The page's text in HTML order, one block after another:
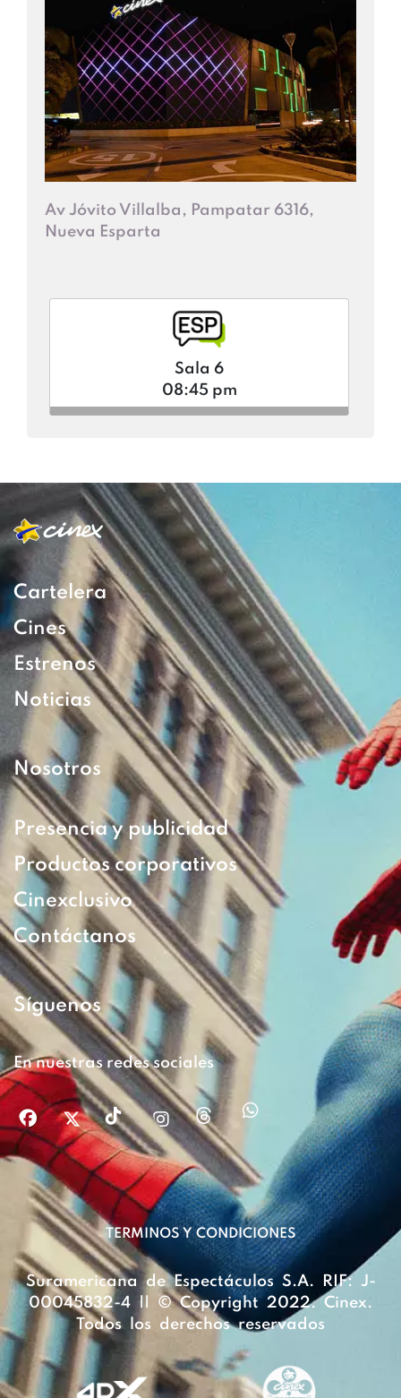
Av Jóvito Villalba, Pampatar 6316,
Nueva Esparta
Sala 6
08:45 pm
Cartelera
Cines
Estrenos
Noticias
Nosotros
Presencia y publicidad
Productos corporativos
Cinexclusivo
Contáctanos
Síguenos
En nuestras redes sociales
TERMINOS Y CONDICIONES
Suramericana de Espectáculos S.A. RIF: J-
00045832-4 || © Copyright 2022. Cinex.
Todos los derechos reservados